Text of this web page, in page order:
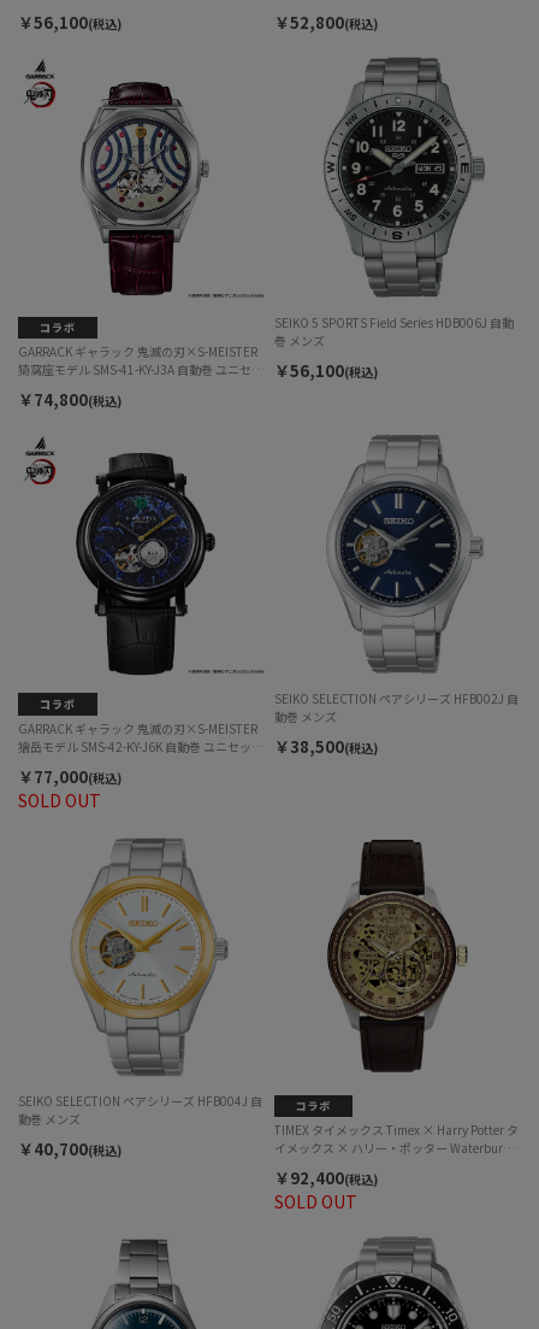
￥56,100(税込) ￥52,800(税込)
GARRACK ギャラック 鬼滅の刃×S-MEISTER
猗窩座モデル SMS-41-KY-J3A 自動巻 ユニセッ
￥74,800(税込)
SEIKO 5 SPORTS Field Series HDB006J 自動
巻 メンズ
￥56,100(税込)
SOLD OUT
GARRACK ギャラック 鬼滅の刃×S-MEISTER
獪岳モデル SMS-42-KY-J6K 自動巻 ユニセック
￥77,000(税込)
SEIKO SELECTION ペアシリーズ HFB002J 自
動巻 メンズ
￥38,500(税込)
SEIKO SELECTION ペアシリーズ HFB004J 自
動巻 メンズ
￥40,700(税込)
SOLD OUT
TIMEX タイメックス Timex × Harry Potter タ
イメックス × ハリー・ポッター Waterbury
ージ オートマチック TW2Y75500 自動巻 ユニ
セックス
￥92,400(税込)